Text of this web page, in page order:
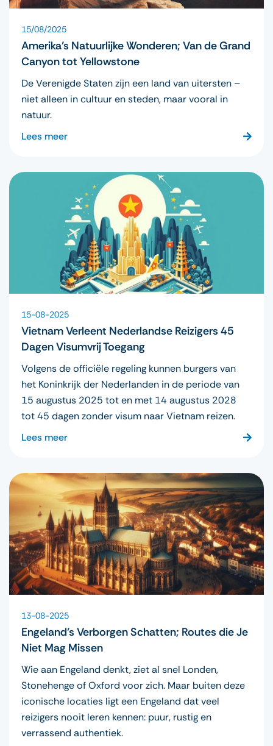
15/08/2025
Amerika’s Natuurlijke Wonderen; Van de Grand
Canyon tot Yellowstone
De Verenigde Staten zijn een land van uitersten –
niet alleen in cultuur en steden, maar vooral in
natuur.
Lees meer
15-08-2025
Vietnam Verleent Nederlandse Reizigers 45
Dagen Visumvrij Toegang
Volgens de officiële regeling kunnen burgers van
het Koninkrijk der Nederlanden in de periode van
15 augustus 2025 tot en met 14 augustus 2028
tot 45 dagen zonder visum naar Vietnam reizen.
Lees meer
13-08-2025
Engeland’s Verborgen Schatten; Routes die Je
Niet Mag Missen
Wie aan Engeland denkt, ziet al snel Londen,
Stonehenge of Oxford voor zich. Maar buiten deze
iconische locaties ligt een Engeland dat veel
reizigers nooit leren kennen: puur, rustig en
verrassend authentiek.